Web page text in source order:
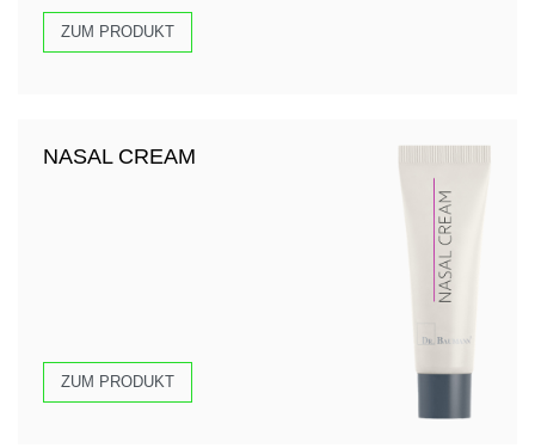
ZUM PRODUKT
NASAL CREAM
ZUM PRODUKT